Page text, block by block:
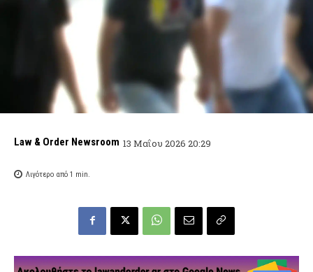
Law & Order Newsroom 13 Μαΐου 2026 20:29
Λιγότερο από 1 min.